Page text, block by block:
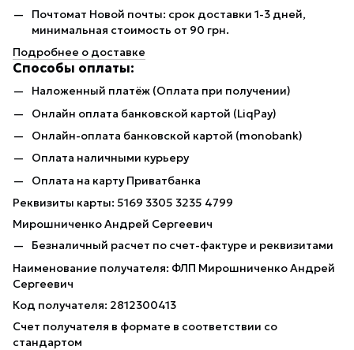
Почтомат Новой почты: срок доставки 1-3 дней,
минимальная стоимость от 90 грн.
Подробнее о доставке
Способы оплаты:
Наложенный платёж (Оплата при получении)
Онлайн оплата банковской картой (LiqPay)
Онлайн-оплата банковской картой (monobank)
Оплата наличными курьеру
Оплата на карту Приватбанка
Реквизиты карты: 5169 3305 3235 4799
Мирошниченко Андрей Сергеевич
Безналичный расчет по счет-фактуре и реквизитами
Наименование получателя: ФЛП Мирошниченко Андрей
Сергеевич
Код получателя: 2812300413
Счет получателя в формате в соответствии со
стандартом